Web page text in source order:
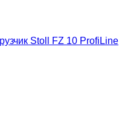
Stoll FZ 10 ProfiLine